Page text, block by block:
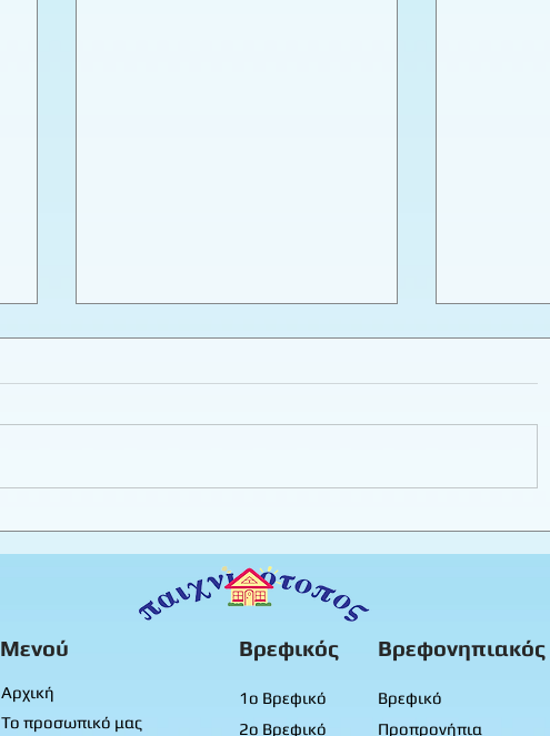
Μενού Βρεφικός Βρεφονηπιακός
Αρχική
Το προσωπικό μας
1ο Βρεφικό
2ο Βρεφικό
Βρεφικό
Προπρονήπια